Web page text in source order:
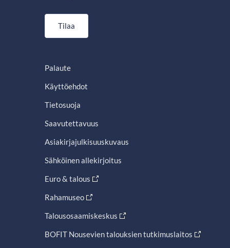
Tilaa
Palaute
Käyttöehdot
Tietosuoja
Saavutettavuus
Asiakirjajulkisuuskuvaus
Sähköinen allekirjoitus
Euro & talous
Rahamuseo
Talousosaamiskeskus
BOFIT Nousevien talouksien tutkimuslaitos